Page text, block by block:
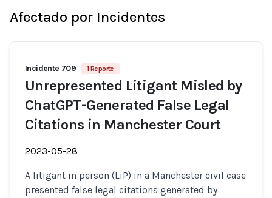
Afectado por Incidentes
Incidente 709 1 Reporte
Unrepresented Litigant Misled by
ChatGPT-Generated False Legal
Citations in Manchester Court
2023-05-28
A litigant in person (LiP) in a Manchester civil case
presented false legal citations generated by